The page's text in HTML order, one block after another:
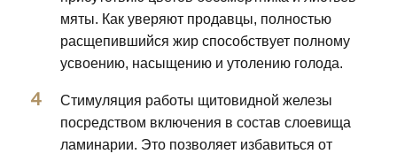
мяты. Как уверяют продавцы, полностью
расщепившийся жир способствует полному
усвоению, насыщению и утолению голода.
Стимуляция работы щитовидной железы
посредством включения в состав слоевища
ламинарии. Это позволяет избавиться от